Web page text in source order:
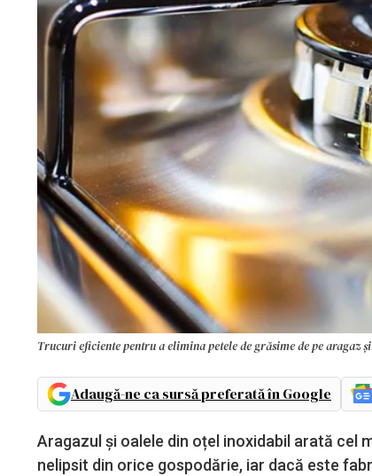
Trucuri eficiente pentru a elimina petele de grăsime de pe aragaz
Adaugă-ne ca sursă preferată în Google
Aragazul și oalele din oțel inoxidabil arată cel
nelipsit din orice gospodărie, iar dacă este